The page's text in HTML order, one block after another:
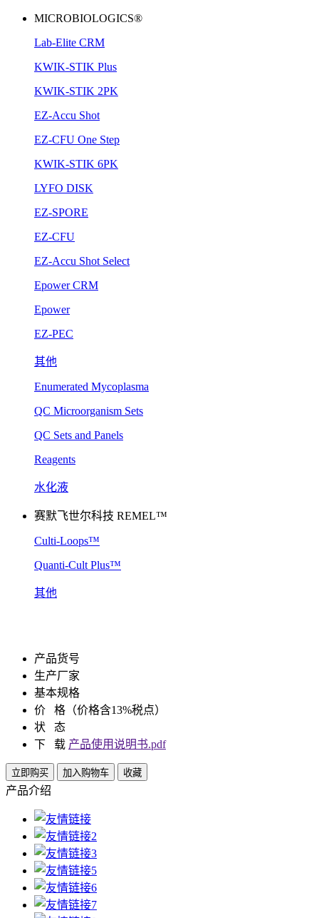
MICROBIOLOGICS®
Lab-Elite CRM
KWIK-STIK Plus
KWIK-STIK 2PK
EZ-Accu Shot
EZ-CFU One Step
KWIK-STIK 6PK
LYFO DISK
EZ-SPORE
EZ-CFU
EZ-Accu Shot Select
Epower CRM
Epower
EZ-PEC
其他
Enumerated Mycoplasma
QC Microorganism Sets
QC Sets and Panels
Reagents
水化液
赛默飞世尔科技 REMEL™
Culti-Loops™
Quanti-Cult Plus™
其他
产品货号
生产厂家
基本规格
价 格 （价格含13%税点）
状 态
下 载 产品使用说明书.pdf
立即购买 加入购物车 收藏
产品介绍